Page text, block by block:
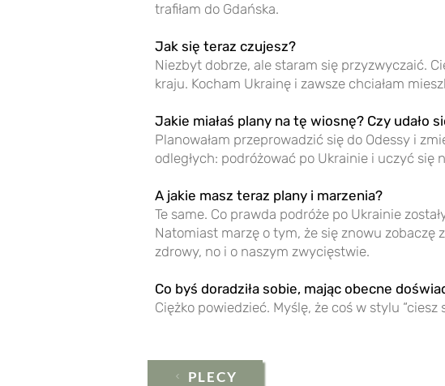
trafiłam do Gdańska.
Jak się teraz czujesz?
Niezbyt dobrze, ale staram się przyzwyczaić.
kraju. Kocham Ukrainę i zawsze chciałam
Jakie miałaś plany na tę wiosnę? Czy udało
Planowałam przeprowadzić się do Odessy i
odległych: podróżować po Ukrainie i uczyć
A jakie masz teraz plany i marzenia?
Te same. Co prawda podróże po Ukrainie
Natomiast marzę o tym, że się znowu zobaczę
zdrowy, no i o naszym zwycięstwie.
Co byś doradziła sobie, mając obecne
Ciężko powiedzieć. Myślę, że coś w stylu
PLECY